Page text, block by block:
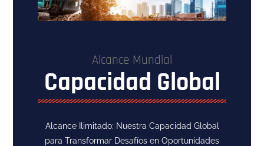
Alcance Mundial
Capacidad Global
Alcance Ilimitado: Nuestra Capacidad Global
para Transformar Desafíos en Oportunidades